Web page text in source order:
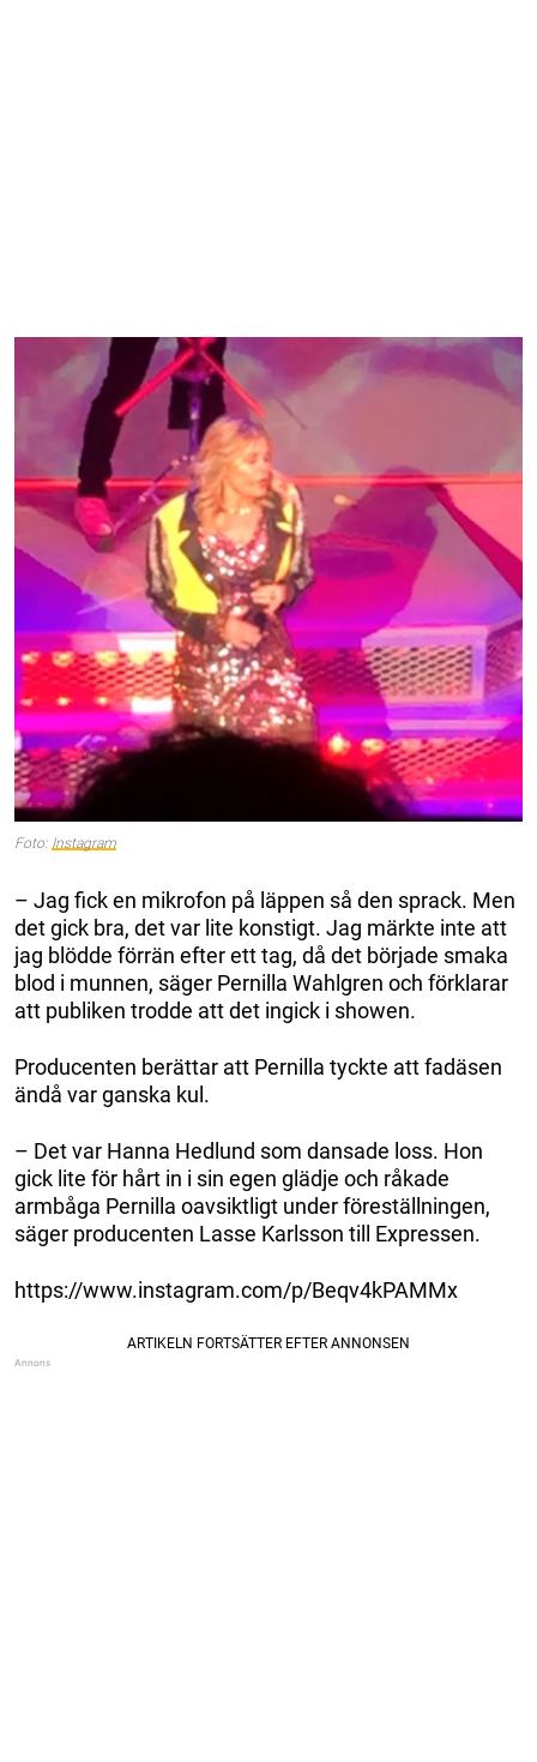
Foto: Instagram
– Jag fick en mikrofon på läppen så den sprack. Men
det gick bra, det var lite konstigt. Jag märkte inte att
jag blödde förrän efter ett tag, då det började smaka
blod i munnen, säger Pernilla Wahlgren och förklarar
att publiken trodde att det ingick i showen.
Producenten berättar att Pernilla tyckte att fadäsen
ändå var ganska kul.
– Det var Hanna Hedlund som dansade loss. Hon
gick lite för hårt in i sin egen glädje och råkade
armbåga Pernilla oavsiktligt under föreställningen,
säger producenten Lasse Karlsson till Expressen.
https://www.instagram.com/p/Beqv4kPAMMx